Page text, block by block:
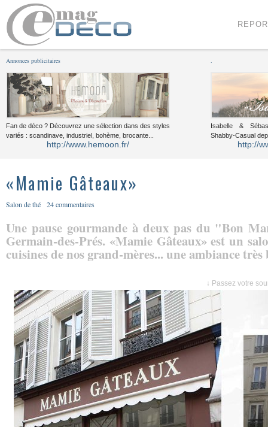
Annonces publicitaires
Fan de déco ? Découvrez une sélection dans des styles
variés : scandinave, industriel, bohème, brocante...
http://www.hemoon.fr/
Isabelle &
Shabby-Casual
http://
«Mamie Gâteaux»
Salon de thé 24 commentaires
Une pause gourmande à deux pas du "Bon
Germain-des-Prés. «Mamie Gâteaux» est un
cuisines de nos grand-mères... une ambiance très
↓ Passez votre